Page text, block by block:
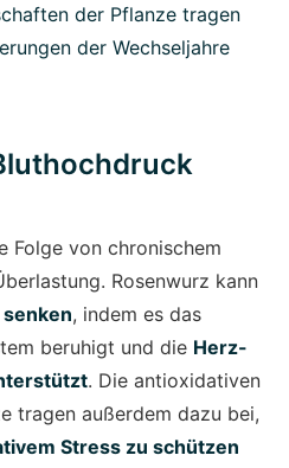
der Pflanze tragen
der Wechseljahre
Folge von chronischem
Rosenwurz kann
senken, indem es das
beruhigt und die Herz-
. Die antioxidativen
tragen außerdem dazu bei,
Stress zu schützen